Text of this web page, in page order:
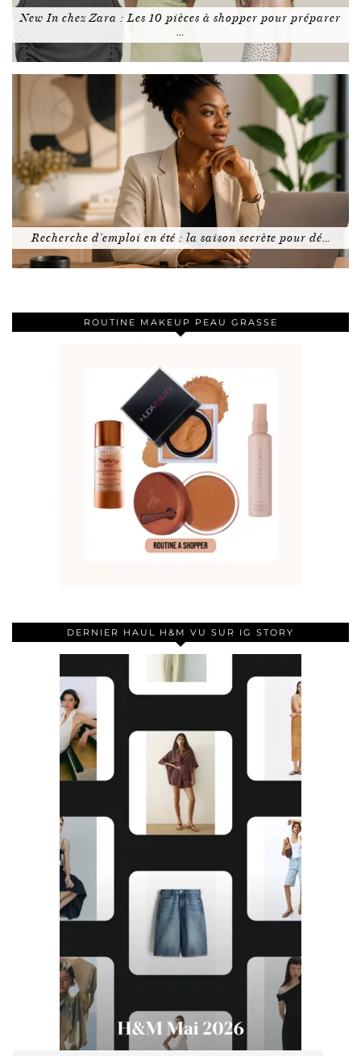
New In chez Zara : Les 10 pièces à shopper pour préparer
…
Recherche d’emploi en été : la saison secrète pour dé…
ROUTINE MAKEUP PEAU GRASSE
DERNIER HAUL H&M VU SUR IG STORY